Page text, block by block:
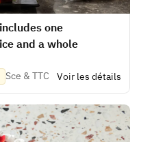
one
and a whole
Sce & TTC Voir les détails